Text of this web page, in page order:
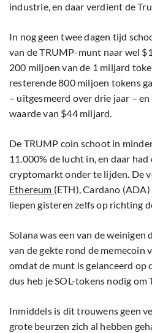
industrie, en daar verdient de
In nog geen twee dagen tijd
van de TRUMP-munt naar wel
200 miljoen van de 1 miljard
resterende 800 miljoen tokens
– uitgesmeerd over drie jaar –
waarde van $44 miljard.
De TRUMP coin schoot in
11.000% de lucht in, en daar had
cryptomarkt onder te lijden. De
Ethereum (ETH), Cardano
liepen gisteren zelfs op richting
Solana was een van de
van de gekte rond de memecoin
omdat de munt is gelanceerd op
dus heb je SOL-tokens nodig
Inmiddels is dit trouwens geen
grote beurzen zich al hebben